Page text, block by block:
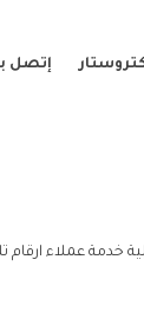
إتصل
خدمة عملاء